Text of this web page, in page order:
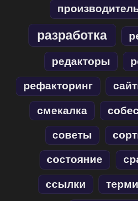
разработка
редакторы
рефакторинг
смекалка
советы
состояние
ссылки